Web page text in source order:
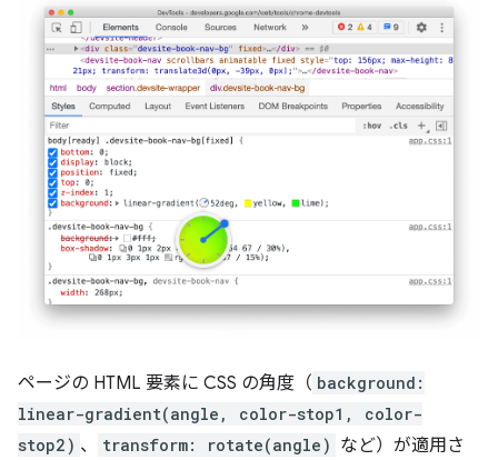
ページの HTML 要素に CSS の角度（ background:
linear-gradient(angle, color-stop1, color-
stop2) 、 transform: rotate(angle) など）が適用さ